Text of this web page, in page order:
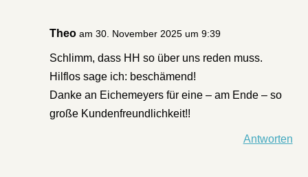
Theo am 30. November 2025 um 9:39
Schlimm, dass HH so über uns reden muss.
Hilflos sage ich: beschämend!
Danke an Eichemeyers für eine – am Ende – so
große Kundenfreundlichkeit!!
Antworten